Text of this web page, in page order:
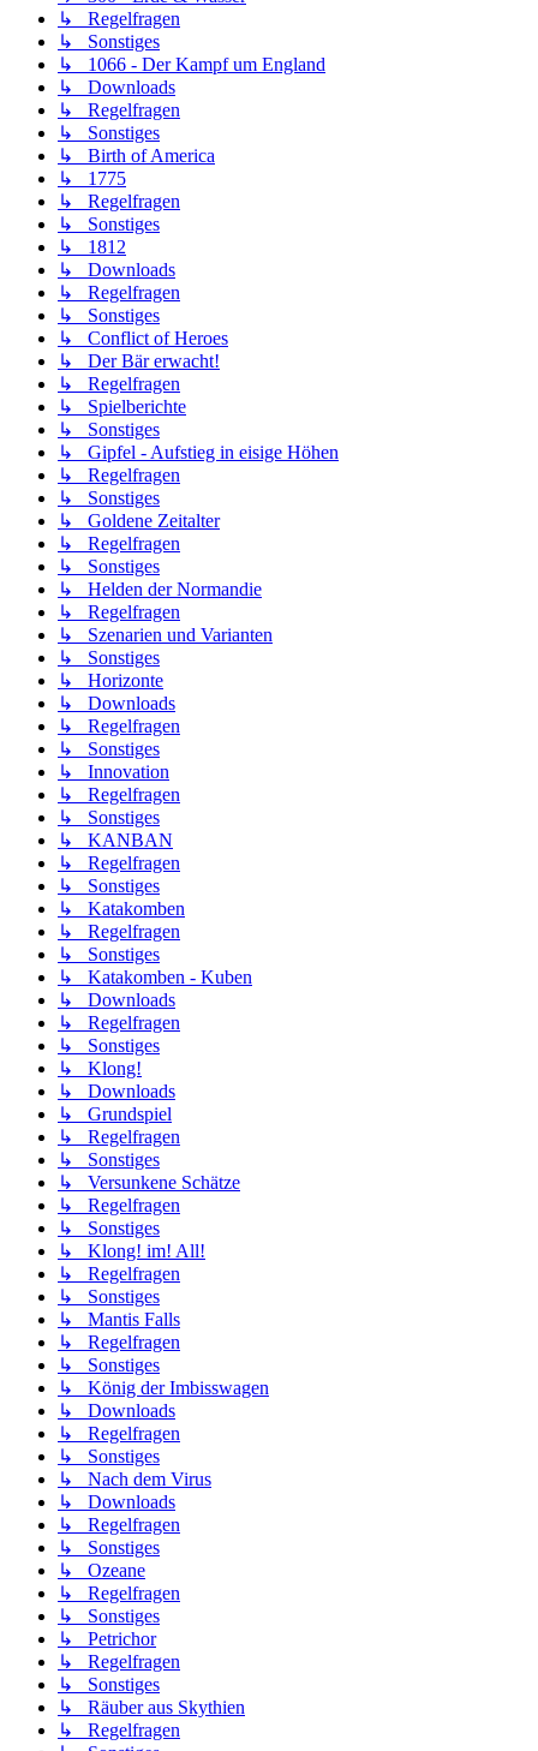
↳ Regelfragen
↳ Sonstiges
↳ 1066 - Der Kampf um England
↳ Downloads
↳ Regelfragen
↳ Sonstiges
↳ Birth of America
↳ 1775
↳ Regelfragen
↳ Sonstiges
↳ 1812
↳ Downloads
↳ Regelfragen
↳ Sonstiges
↳ Conflict of Heroes
↳ Der Bär erwacht!
↳ Regelfragen
↳ Spielberichte
↳ Sonstiges
↳ Gipfel - Aufstieg in eisige Höhen
↳ Regelfragen
↳ Sonstiges
↳ Goldene Zeitalter
↳ Regelfragen
↳ Sonstiges
↳ Helden der Normandie
↳ Regelfragen
↳ Szenarien und Varianten
↳ Sonstiges
↳ Horizonte
↳ Downloads
↳ Regelfragen
↳ Sonstiges
↳ Innovation
↳ Regelfragen
↳ Sonstiges
↳ KANBAN
↳ Regelfragen
↳ Sonstiges
↳ Katakomben
↳ Regelfragen
↳ Sonstiges
↳ Katakomben - Kuben
↳ Downloads
↳ Regelfragen
↳ Sonstiges
↳ Klong!
↳ Downloads
↳ Grundspiel
↳ Regelfragen
↳ Sonstiges
↳ Versunkene Schätze
↳ Regelfragen
↳ Sonstiges
↳ Klong! im! All!
↳ Regelfragen
↳ Sonstiges
↳ Mantis Falls
↳ Regelfragen
↳ Sonstiges
↳ König der Imbisswagen
↳ Downloads
↳ Regelfragen
↳ Sonstiges
↳ Nach dem Virus
↳ Downloads
↳ Regelfragen
↳ Sonstiges
↳ Ozeane
↳ Regelfragen
↳ Sonstiges
↳ Petrichor
↳ Regelfragen
↳ Sonstiges
↳ Räuber aus Skythien
↳ Regelfragen